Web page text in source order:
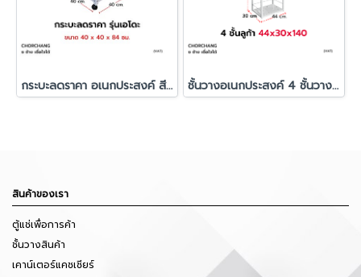
กระบะลดราคา อเนกประสงค์ สีขาว รุ่นเอโดะ (มีล้อหมุน 360°) ชั้นวางอเนกประสงค์ 4 ชั้นวาง + ฮุกแขวน รุ่น ลูก้า สีขาว
สินค้าของเรา
ตู้แช่เพื่อการค้า
ชั้นวางสินค้า
เคาน์เตอร์แคชเชียร์